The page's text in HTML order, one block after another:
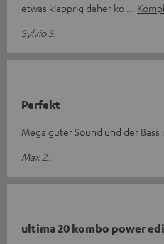
etwas klapprig daher ko
Sylvio S.
Perfekt
Mega guter Sound und der
Max Z.
ultima 20 kombo power